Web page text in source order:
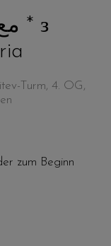
Turm, 4. OG,
zum Beginn